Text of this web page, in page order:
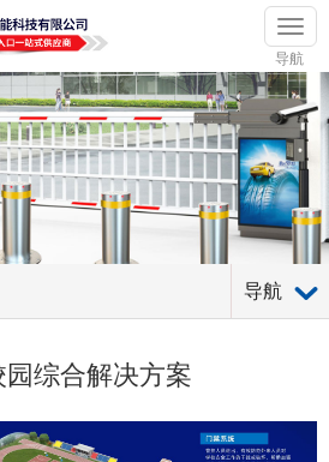
导航
导航
园综合解决方案